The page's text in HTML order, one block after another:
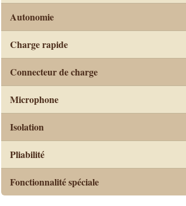
Autonomie
Charge rapide
Connecteur de charge
Microphone
Isolation
Pliabilité
Fonctionnalité spéciale